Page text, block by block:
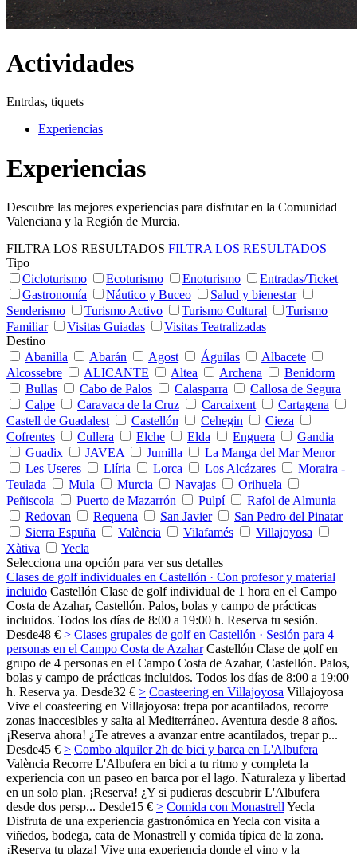
Actividades
Entrdas, tiquets
Experiencias
Experiencias
Descubre las mejores experiencias para disfrutar en la Comunidad
Valenciana y la Región de Murcia.
FILTRA LOS RESULTADOS FILTRA LOS RESULTADOS
Tipo
Cicloturismo
Ecoturismo Enoturismo
Entradas/Ticket
Gastronomía
Náutico y Buceo
Salud y bienestar
Senderismo
Turismo Activo Turismo Cultural
Turismo
Familiar
Visitas Guiadas
Visitas Teatralizadas
Destino
Abanilla
Abarán Agost Águilas
Albacete
Alcossebre
ALICANTE Altea Archena
Benidorm
Bullas
Cabo de Palos Calasparra
Callosa de Segura
Calpe
Caravaca de la Cruz Carcaixent
Cartagena
Castell de Guadalest
Castellón Cehegin
Cieza
Cofrentes
Cullera Elche Elda Enguera
Gandia
Guadix
JAVEA Jumilla
La Manga del Mar Menor
Les Useres
Llíria Lorca Los Alcázares
Moraira -
Teulada
Mula Murcia Navajas
Orihuela
Peñiscola
Puerto de Mazarrón Pulpí
Rafol de Almunia
Redovan
Requena San Javier
San Pedro del Pinatar
Sierra Espuña
València Vilafamés
Villajoyosa
Xàtiva
Yecla
Selecciona una opción para ver sus detalles
Clases de golf individuales en Castellón · Con profesor y material
incluido Castellón Clase de golf individual de 1 hora en el Campo
Costa de Azahar, Castellón. Palos, bolas y campo de prácticas
incluidos. Todos los días de 8:00 a 19:00 h. Reserva tu sesión.
Desde48 € > Clases grupales de golf en Castellón · Sesión para 4
personas en el Campo Costa de Azahar Castellón Clase de golf en
grupo de 4 personas en el Campo Costa de Azahar, Castellón. Palos,
bolas y campo de prácticas incluidos. Todos los días de 8:00 a 19:00
h. Reserva ya. Desde32 € > Coasteering en Villajoyosa Villajoyosa
Vive el coasteering en Villajoyosa: trepa por acantilados, recorre
zonas inaccesibles y salta al Mediterráneo. Aventura desde 8 años.
¡Reserva ahora! ¿Te atreves a avanzar entre acantilados, trepar p...
Desde45 € > Combo alquiler 2h de bici y barca en L'Albufera
València Recorre L'Albufera en bici a tu ritmo y completa la
experiencia con un paseo en barca por el lago. Naturaleza y libertad
en un solo plan. ¡Reserva! ¿Y si pudieras descubrir L'Albufera
desde dos persp... Desde15 € > Comida con Monastrell Yecla
Disfruta de una experiencia gastronómica en Yecla con visita a
viñedos, bodega, cata de Monastrell y comida típica de la zona.
¡Reserva tu plaza! Vive una experiencia donde el vino y la